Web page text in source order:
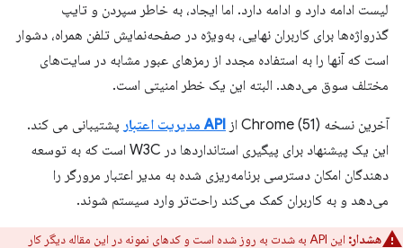
لیست ادامه دارد و ادامه دارد. اما ایجاد، به خاطر سپردن و تایپ
گذرواژه‌ها برای کاربران نهایی، به‌ویژه در صفحه‌نمایش تلفن همراه، دشوار
است که آنها را به استفاده مجدد از رمزهای عبور مشابه در سایت‌های
مختلف سوق می‌دهد. البته این یک خطر امنیتی است.
آخرین نسخه Chrome (51) از API مدیریت اعتبار
پشتیبانی می کند.
این یک پیشنهاد برای پیگیری استانداردها در W3C است که به توسعه
دهندگان امکان دسترسی برنامه‌ریزی شده به مدیر اعتبار مرورگر را
می‌دهد و به کاربران کمک می‌کند راحت‌تر وارد سیستم شوند.
هشدار:
این API به شدت به روز شده است و کدهای نمونه در این مقاله دیگر کار